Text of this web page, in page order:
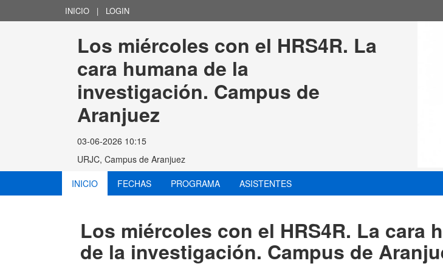
INICIO | LOGIN
Los miércoles con el HRS4R. La
cara humana de la
investigación. Campus de
Aranjuez
03-06-2026 10:15
URJC, Campus de Aranjuez
INICIO
FECHAS PROGRAMA ASISTENTES
Los miércoles con el HRS4R. La cara
de la investigación. Campus de